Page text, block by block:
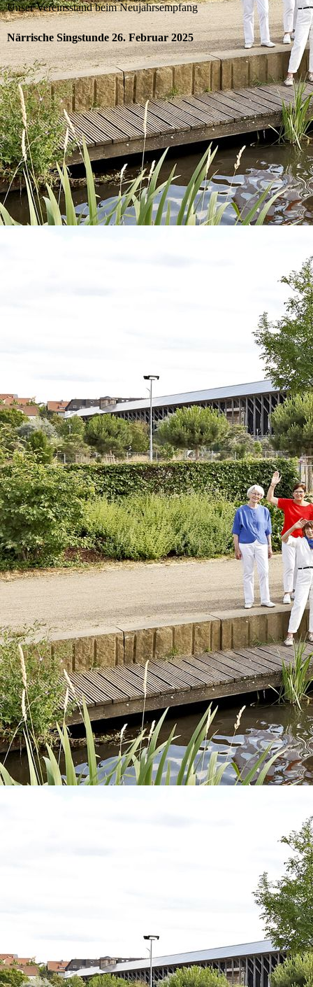
Unser Vereinsstand beim Neujahrsempfang
Närrische Singstunde 26. Februar 2025